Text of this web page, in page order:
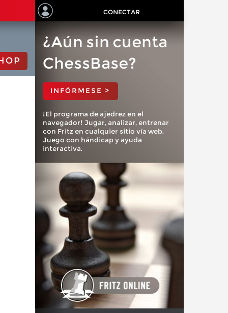
CONECTAR
¿Aún sin cuenta
ChessBase?
INFÓRMESE >
¡El programa de ajedrez en el
navegador! Jugar, analizar, entrenar
con Fritz en cualquier sitio vía web.
Juego con hándicap y ayuda
interactiva.